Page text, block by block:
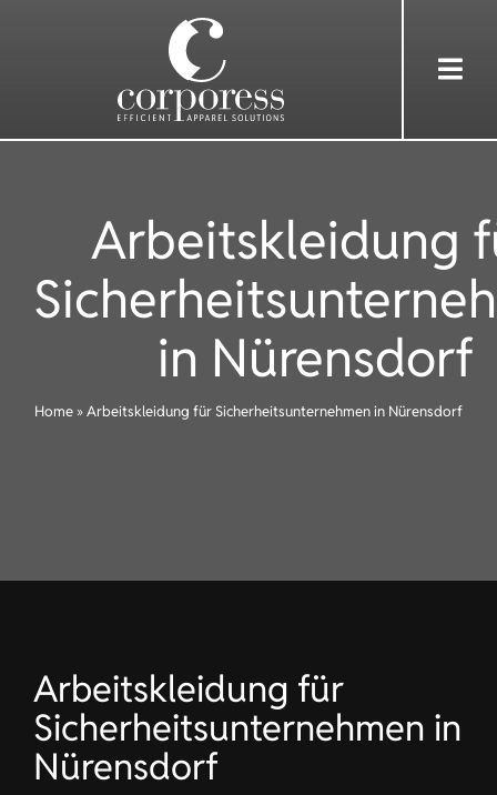
ÜBER UNS
DIENSTLEISTUNGEN
Arbeitskleidung
in Nürensdorf
Home »Arbeitskleidung für Sicherheitsunternehmen in Nürensdorf
Arbeitskleidung für
Sicherheitsunternehmen in
Nürensdorf